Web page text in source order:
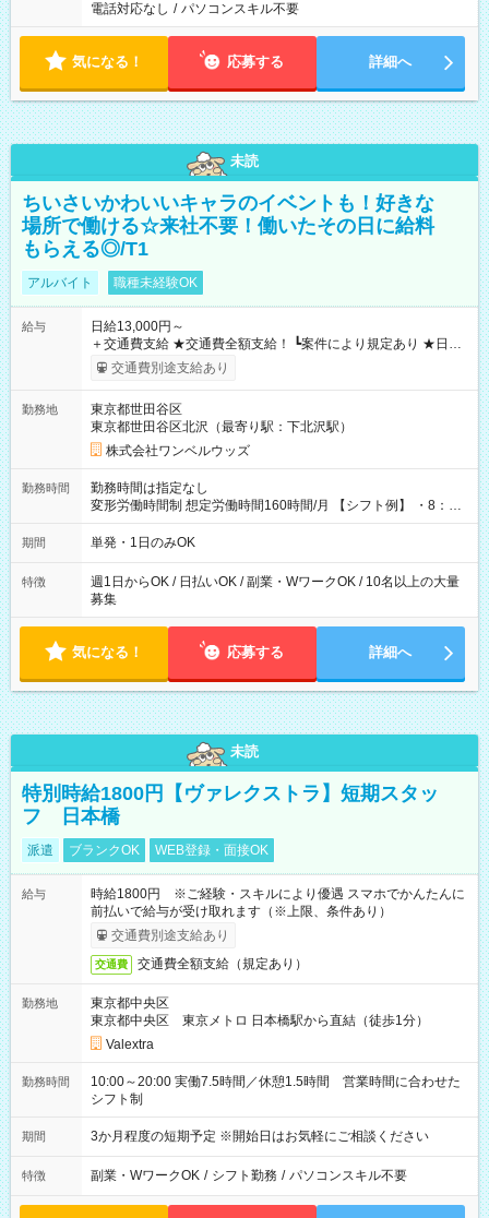
電話対応なし / パソコンスキル不要
気になる！ 応募する 詳細へ
未読
ちいさいかわいいキャラのイベントも！好きな
場所で働ける☆来社不要！働いたその日に給料
もらえる◎/T1
アルバイト 職種未経験OK
給与
日給13,000円～
＋交通費支給 ★交通費全額支給！ ┗案件により規定あり ★日払
いOK！（規定あり） ┗働いたその日に現金GET♪ お仕事後はコ
ンビニATMから 日払い分を引き落とせます！ 【試用期間】試
交通費別途支給あり
勤務地
東京都世田谷区
東京都世田谷区北沢（最寄り駅：下北沢駅）
株式会社ワンベルウッズ
勤務時間
勤務時間は指定なし
変形労働時間制 想定労働時間160時間/月 【シフト例】 ・8：00
～21：00
期間 単発・1日のみOK
特徴
週1日からOK / 日払いOK / 副業・WワークOK / 10名以上の大量
募集
気になる！ 応募する 詳細へ
未読
特別時給1800円【ヴァレクストラ】短期スタッ
フ 日本橋
派遣 ブランクOK WEB登録・面接OK
給与
時給1800円 ※ご経験・スキルにより優遇 スマホでかんたんに
前払いで給与が受け取れます（※上限、条件あり）
交通費別途支給あり
交通費 交通費全額支給（規定あり）
勤務地
東京都中央区
東京都中央区 東京メトロ 日本橋駅から直結（徒歩1分）
Valextra
勤務時間
10:00～20:00 実働7.5時間／休憩1.5時間 営業時間に合わせた
シフト制
期間 3か月程度の短期予定 ※開始日はお気軽にご相談ください
特徴 副業・WワークOK / シフト勤務 / パソコンスキル不要